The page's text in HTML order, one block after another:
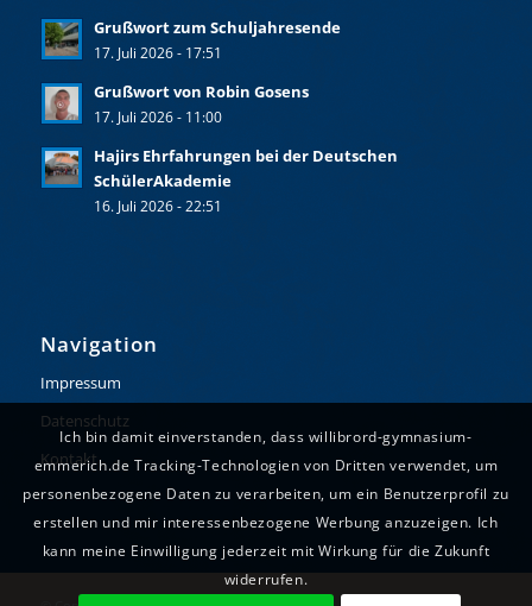
Grußwort zum Schuljahresende
17. Juli 2026 - 17:51
Grußwort von Robin Gosens
17. Juli 2026 - 11:00
Hajirs Ehrfahrungen bei der Deutschen
SchülerAkademie
16. Juli 2026 - 22:51
Navigation
Impressum
Datenschutz
Kontakt
Ich bin damit einverstanden, dass willibrord-gymnasium-
emmerich.de Tracking-Technologien von Dritten verwendet, um
personenbezogene Daten zu verarbeiten, um ein Benutzerprofil zu
erstellen und mir interessenbezogene Werbung anzuzeigen. Ich
kann meine Einwilligung jederzeit mit Wirkung für die Zukunft
widerrufen.